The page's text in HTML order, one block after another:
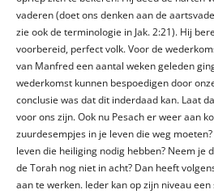
vaderen (doet ons denken aan de
zie ook de terminologie in Jak. 2:21). Hij
voorbereid, perfect volk. Voor de
van Manfred een aantal weken geleden
wederkomst kunnen bespoedigen door
conclusie was dat dit inderdaad kan. Laat
voor ons zijn. Ook nu Pesach er weer aan
zuurdesempjes in je leven die weg
leven die heiliging nodig hebben? Neem je
de Torah nog niet in acht? Dan heeft
aan te werken. Ieder kan op zijn niveau